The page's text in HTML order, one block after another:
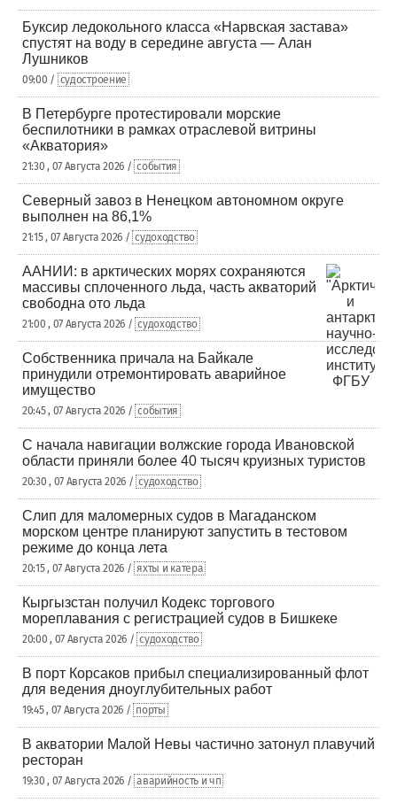
Буксир ледокольного класса «Нарвская застава»
спустят на воду в середине августа — Алан
Лушников
09:00 / судостроение
В Петербурге протестировали морские
беспилотники в рамках отраслевой витрины
«Акватория»
21:30 , 07 Августа 2026 / события
Северный завоз в Ненецком автономном округе
выполнен на 86,1%
21:15 , 07 Августа 2026 / судоходство
ААНИИ: в арктических морях сохраняются
массивы сплоченного льда, часть акваторий
свободна ото льда
21:00 , 07 Августа 2026 / судоходство
Собственника причала на Байкале
принудили отремонтировать аварийное
имущество
20:45 , 07 Августа 2026 / события
С начала навигации волжские города Ивановской
области приняли более 40 тысяч круизных туристов
20:30 , 07 Августа 2026 / судоходство
Слип для маломерных судов в Магаданском
морском центре планируют запустить в тестовом
режиме до конца лета
20:15 , 07 Августа 2026 / яхты и катера
Кыргызстан получил Кодекс торгового
мореплавания с регистрацией судов в Бишкеке
20:00 , 07 Августа 2026 / судоходство
В порт Корсаков прибыл специализированный флот
для ведения дноуглубительных работ
19:45 , 07 Августа 2026 / порты
В акватории Малой Невы частично затонул плавучий
ресторан
19:30 , 07 Августа 2026 / аварийность и чп